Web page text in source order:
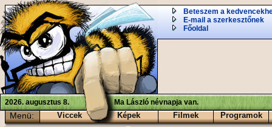
Beteszem a
E-mail a szerkesztőnek
Főoldal
2026. augusztus 8. Ma László névnapja van.
Menü: Viccek Képek Filmek Programok